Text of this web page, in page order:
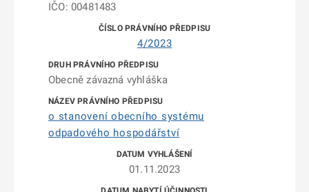
IČO: 00481483
4/2023
Obecně závazná vyhláška
o stanovení obecního systému
odpadového hospodářství
01.11.2023